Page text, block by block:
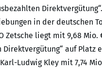
in der deutschen
Zetsche liegt mit 9,68 Mio.
Direktvergütung“ auf Platz
Ludwig Kley mit 7,74